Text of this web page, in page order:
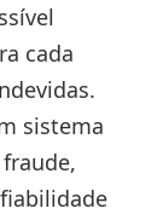
cada
sistema